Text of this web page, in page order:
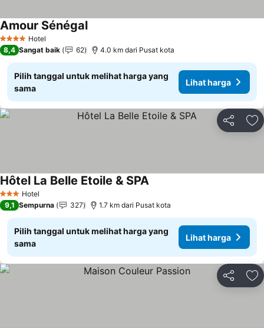
4 BintangHotel
Amour Sénégal
8,4 Sangat baik 62 4.0 km dari Pusat kota
Pilih tanggal untuk melihat harga yang
sama
Lihat harga
Bagikan
3 BintangHotel
Hôtel La Belle Etoile & SPA
9,1 Sempurna 327 1.7 km dari Pusat kota
Pilih tanggal untuk melihat harga yang
sama
Lihat harga
Bagikan